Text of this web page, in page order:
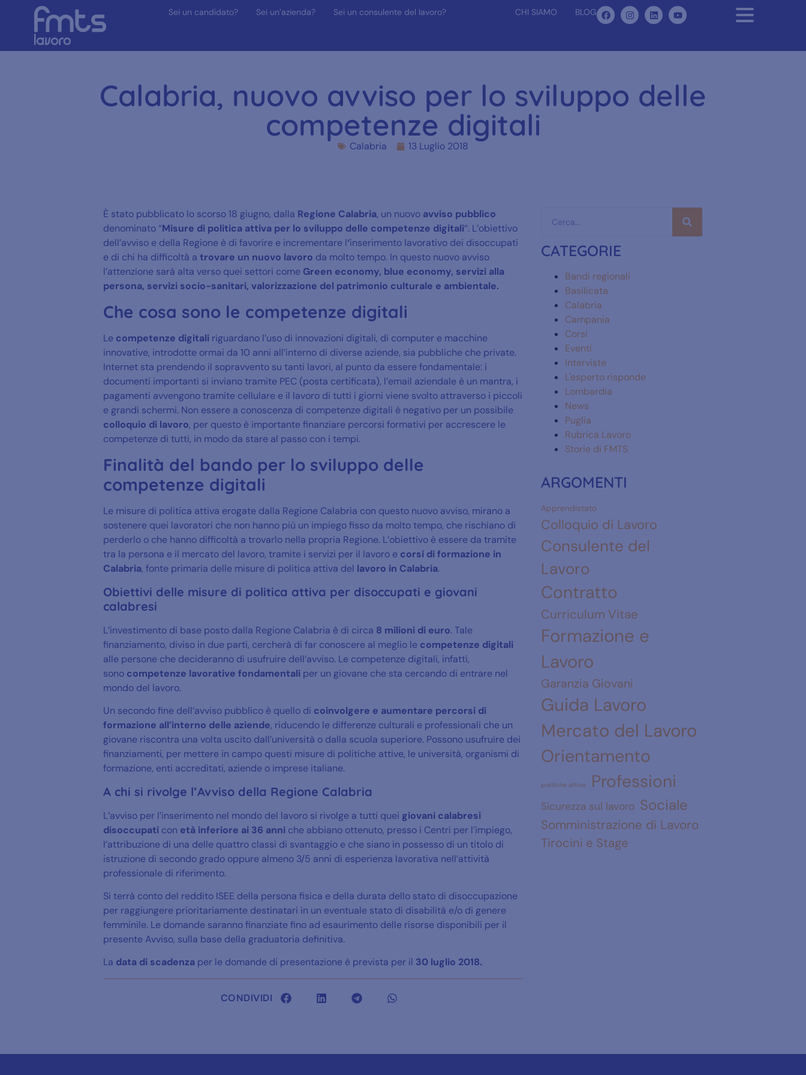
Sei un candidato? Sei un’azienda? Sei un consulente del lavoro? CHI SIAMO BLOG
Calabria, nuovo avviso per lo sviluppo delle
competenze digitali
Calabria 13 Luglio 2018
È stato pubblicato lo scorso 18 giugno, dalla Regione Calabria, un nuovo avviso pubblico
denominato “Misure di politica attiva per lo sviluppo delle competenze digitali“. L’obiettivo
dell’avviso e della Regione è di favorire e incrementare l‘inserimento lavorativo dei disoccupati
e di chi ha difficoltà a trovare un nuovo lavoro da molto tempo. In questo nuovo avviso
l’attenzione sarà alta verso quei settori come Green economy, blue economy, servizi alla
persona, servizi socio-sanitari, valorizzazione del patrimonio culturale e ambientale.
Che cosa sono le competenze digitali
Le competenze digitali riguardano l’uso di innovazioni digitali, di computer e macchine
innovative, introdotte ormai da 10 anni all’interno di diverse aziende, sia pubbliche che private.
Internet sta prendendo il sopravvento su tanti lavori, al punto da essere fondamentale: i
documenti importanti si inviano tramite PEC (posta certificata), l’email aziendale è un mantra, i
pagamenti avvengono tramite cellulare e il lavoro di tutti i giorni viene svolto attraverso i piccoli
e grandi schermi. Non essere a conoscenza di competenze digitali è negativo per un possibile
colloquio di lavoro, per questo è importante finanziare percorsi formativi per accrescere le
competenze di tutti, in modo da stare al passo con i tempi.
Finalità del bando per lo sviluppo delle
competenze digitali
Le misure di politica attiva erogate dalla Regione Calabria con questo nuovo avviso, mirano a
sostenere quei lavoratori che non hanno più un impiego fisso da molto tempo, che rischiano di
perderlo o che hanno difficoltà a trovarlo nella propria Regione. L’obiettivo è essere da tramite
tra la persona e il mercato del lavoro, tramite i servizi per il lavoro e corsi di formazione in
Calabria, fonte primaria delle misure di politica attiva del lavoro in Calabria.
Obiettivi delle misure di politica attiva per disoccupati e giovani
calabresi
L’investimento di base posto dalla Regione Calabria è di circa 8 milioni di euro. Tale
finanziamento, diviso in due parti, cercherà di far conoscere al meglio le competenze digitali
alle persone che decideranno di usufruire dell’avviso. Le competenze digitali, infatti,
sono competenze lavorative fondamentali per un giovane che sta cercando di entrare nel
mondo del lavoro.
Un secondo fine dell’avviso pubblico è quello di coinvolgere e aumentare percorsi di
formazione all’interno delle aziende, riducendo le differenze culturali e professionali che un
giovane riscontra una volta uscito dall’università o dalla scuola superiore. Possono usufruire dei
finanziamenti, per mettere in campo questi misure di politiche attive, le università, organismi di
formazione, enti accreditati, aziende o imprese italiane.
A chi si rivolge l’Avviso della Regione Calabria
L’avviso per l’inserimento nel mondo del lavoro si rivolge a tutti quei giovani calabresi
disoccupati con età inferiore ai 36 anni che abbiano ottenuto, presso i Centri per l’impiego,
l’attribuzione di una delle quattro classi di svantaggio e che siano in possesso di un titolo di
istruzione di secondo grado oppure almeno 3/5 anni di esperienza lavorativa nell’attività
professionale di riferimento.
Si terrà conto del reddito ISEE della persona fisica e della durata dello stato di disoccupazione
per raggiungere prioritariamente destinatari in un eventuale stato di disabilità e/o di genere
femminile. Le domande saranno finanziate fino ad esaurimento delle risorse disponibili per il
presente Avviso, sulla base della graduatoria definitiva.
La data di scadenza per le domande di presentazione è prevista per il 30 luglio 2018.
CONDIVIDI
CATEGORIE
Bandi regionali
Basilicata
Calabria
Campania
Corsi
Eventi
Interviste
L'esperto risponde
Lombardia
News
Puglia
Rubrica Lavoro
Storie di FMTS
ARGOMENTI
Apprendistato
Colloquio di Lavoro
Consulente del
Lavoro
Contratto
Curriculum Vitae
Formazione e
Lavoro
Garanzia Giovani
Guida Lavoro
Mercato del Lavoro
Orientamento
politiche attive Professioni
Sicurezza sul lavoro Sociale
Somministrazione di Lavoro
Tirocini e Stage